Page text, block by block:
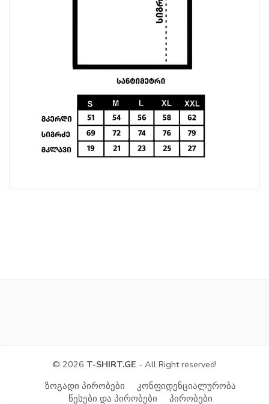
© 2026 T-SHIRT.GE - All Right reserved!
ზოგადი პირობები
კონფიდენციალურობა
წესები და პირობები
პირობები